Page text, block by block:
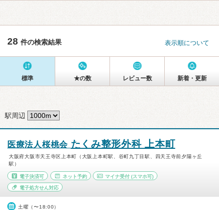
28 件の検索結果 表示順について
標準 ★の数 レビュー数 新着・更新
駅周辺
医療法人桜桃会 たくみ整形外科 上本町
大阪府大阪市天王寺区上本町（大阪上本町駅、谷町九丁目駅、四天王寺前夕陽ヶ丘
駅）
電子決済可 ネット予約 マイナ受付 (スマホ可)
電子処方せん対応
土曜（〜18:00）